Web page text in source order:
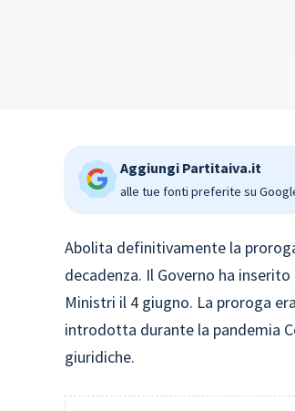
Aggiungi Partitaiva.it
alle tue fonti preferite su
Abolita definitivamente la
decadenza. Il Governo ha
Ministri il 4 giugno. La proroga
introdotta durante la pandemia
giuridiche.